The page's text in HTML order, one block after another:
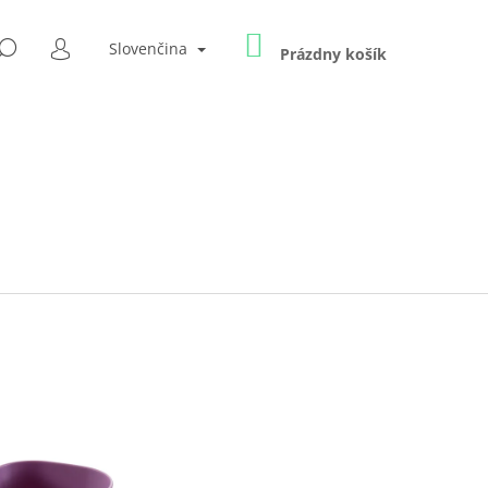
HĽADAŤ
PRIHLÁSENIE
Slovenčina NÁKUPNÝ
KOŠÍK
Prázdny košík